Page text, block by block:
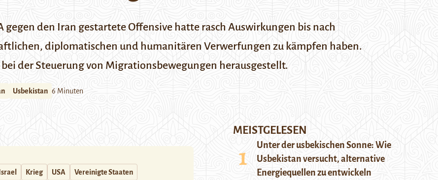
gegen den Iran gestartete Offensive hatte rasch Auswirkungen bis nach
diplomatischen und humanitären Verwerfungen zu kämpfen haben.
der Steuerung von Migrationsbewegungen herausgestellt.
Usbekistan 6 Minuten
Israel Krieg USA Vereinigte Staaten
MEISTGELESEN
Unter der usbekischen Sonne: Wie
Usbekistan versucht, alternative
Energiequellen zu entwickeln